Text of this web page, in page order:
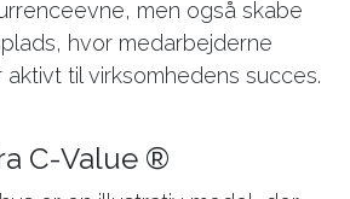
men også skabe
hvor medarbejderne
til virksomhedens succes.
C-Value ®